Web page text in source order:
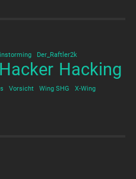
Der_Raftler2k
Hacker Hacking
Vorsicht Wing SHG
X-Wing